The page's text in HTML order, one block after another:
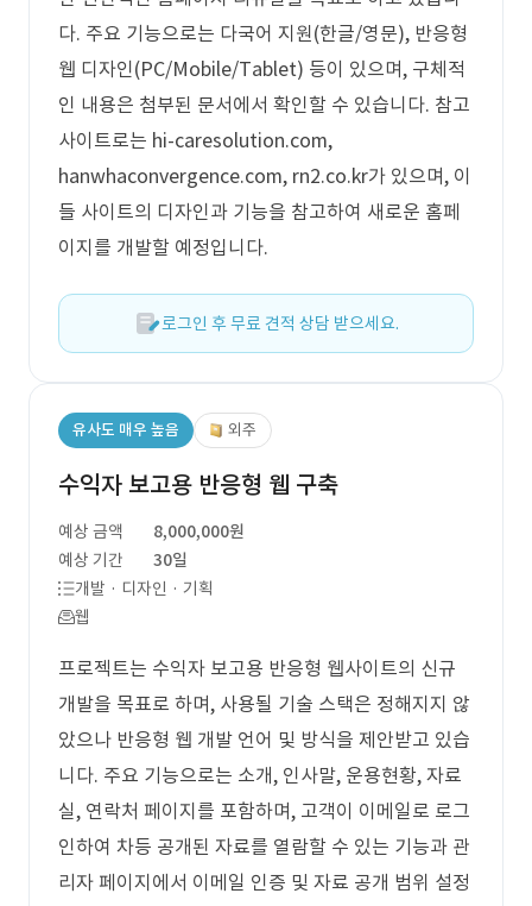
다. 주요 기능으로는 다국어 지원(한글/영문), 반응형
웹 디자인(PC/Mobile/Tablet) 등이 있으며, 구체적
인 내용은 첨부된 문서에서 확인할 수 있습니다. 참고
사이트로는 hi-caresolution.com,
hanwhaconvergence.com, rn2.co.kr가 있으며, 이
들 사이트의 디자인과 기능을 참고하여 새로운 홈페
이지를 개발할 예정입니다.
로그인 후 무료 견적 상담 받으세요.
유사도 매우 높음 외주
수익자 보고용 반응형 웹 구축
예상 금액
8,000,000원
예상 기간
30일
개발 · 디자인 · 기획
웹
프로젝트는 수익자 보고용 반응형 웹사이트의 신규
개발을 목표로 하며, 사용될 기술 스택은 정해지지 않
았으나 반응형 웹 개발 언어 및 방식을 제안받고 있습
니다. 주요 기능으로는 소개, 인사말, 운용현황, 자료
실, 연락처 페이지를 포함하며, 고객이 이메일로 로그
인하여 차등 공개된 자료를 열람할 수 있는 기능과 관
리자 페이지에서 이메일 인증 및 자료 공개 범위 설정